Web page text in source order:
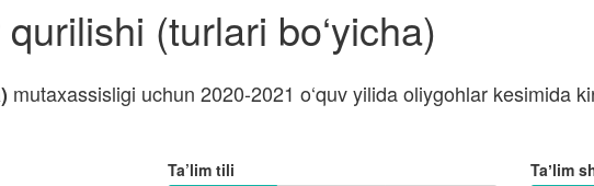
(turlari bo‘yicha)
mutaxassisligi uchun 2020-2021 o‘quv yilida oliygohlar kesimida
Taʼlim
Ta’lim tili